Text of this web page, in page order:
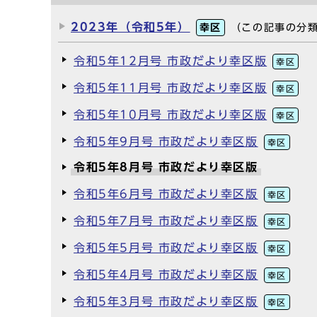
2023年（令和5年） 幸区 （この記事の分
令和5年12月号 市政だより幸区版 幸区
令和5年11月号 市政だより幸区版 幸区
令和5年10月号 市政だより幸区版 幸区
令和5年9月号 市政だより幸区版 幸区
令和5年8月号 市政だより幸区版
令和5年6月号 市政だより幸区版 幸区
令和5年7月号 市政だより幸区版 幸区
令和5年5月号 市政だより幸区版 幸区
令和5年4月号 市政だより幸区版 幸区
令和5年3月号 市政だより幸区版 幸区